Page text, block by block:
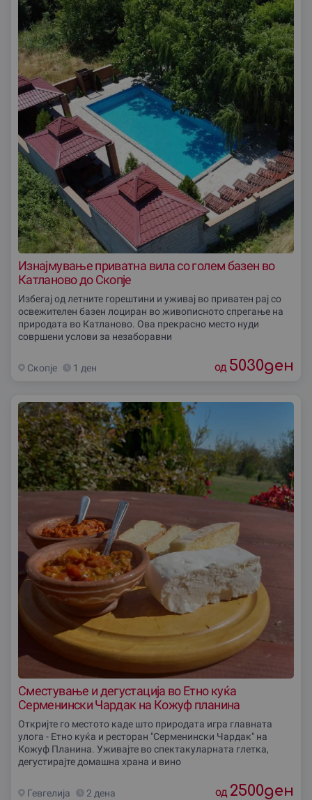
Изнајмување приватна вила со голем базен во
Катланово до Скопје
Избегај од летните горештини и уживај во приватен рај со
освежителен базен лоциран во живописното спрегање на
природата во Катланово. Ова прекрасно место нуди
совршени услови за незаборавни
Скопjе 1 ден од 5030ден
Сместување и дегустација во Етно куќа
Серменински Чардак на Кожуф планина
Откријте го местото каде што природата игра главната
улога - Етно куќа и ресторан "Серменински Чардак" на
Кожуф Планина. Уживајте во спектакуларната глетка,
дегустирајте домашна храна и вино
Гевгелиjа 2 дена од 2500ден